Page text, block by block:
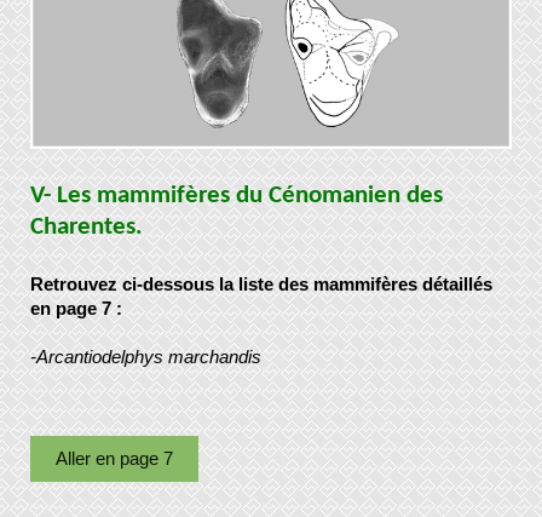
V- Les mammifères du Cénomanien des
Charentes.
Retrouvez ci-dessous la liste des mammifères détaillés
en page 7 :
-Arcantiodelphys marchandis
Aller en page 7